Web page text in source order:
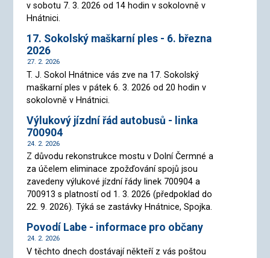
v sobotu 7. 3. 2026 od 14 hodin v sokolovně v
Hnátnici.
17. Sokolský maškarní ples - 6. března
2026
27. 2. 2026
T. J. Sokol Hnátnice vás zve na 17. Sokolský
maškarní ples v pátek 6. 3. 2026 od 20 hodin v
sokolovně v Hnátnici.
Výlukový jízdní řád autobusů - linka
700904
24. 2. 2026
Z důvodu rekonstrukce mostu v Dolní Čermné a
za účelem eliminace zpožďování spojů jsou
zavedeny výlukové jízdní řády linek 700904 a
700913 s platností od 1. 3. 2026 (předpoklad do
22. 9. 2026). Týká se zastávky Hnátnice, Spojka.
Povodí Labe - informace pro občany
24. 2. 2026
V těchto dnech dostávají někteří z vás poštou